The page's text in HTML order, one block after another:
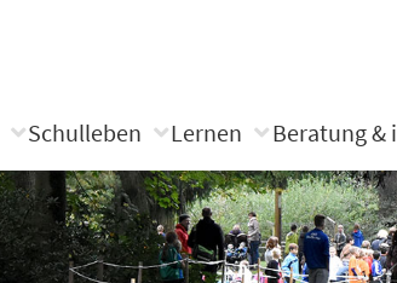
Schulleben Lernen Beratung &